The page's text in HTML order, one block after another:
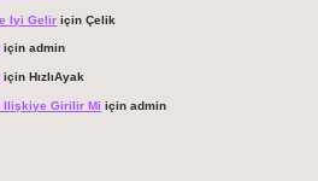
Iyi Gelir içinÇelik
içinadmin
içinHızlıAyak
Ilişkiye Girilir Mi içinadmin